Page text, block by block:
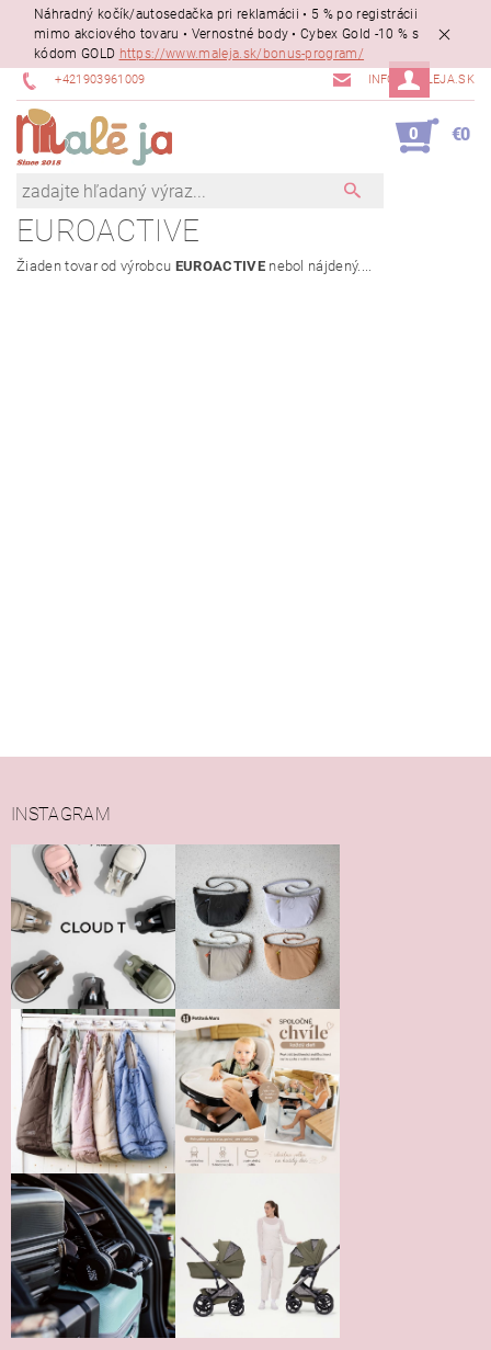
Náhradný kočík/autosedačka pri reklamácii • 5 % po registrácii
mimo akciového tovaru • Vernostné body • Cybex Gold -10 % s
kódom GOLD https://www.maleja.sk/bonus-program/
+421903961009 INFO@MALEJA.SK
0 €0
EUROACTIVE
Žiaden tovar od výrobcu EUROACTIVEnebol nájdený....
INSTAGRAM